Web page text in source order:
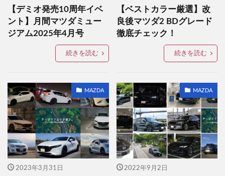
【デミオ発売10周年イベ
ント】月間マツダミュー
ジアム2025年4月号
続きを読む
【ベストカラー厳選】改
良後マツダ2 BDグレード
徹底チェック！
続きを読む
MAZDA
2023年3月31日
MAZDA
2022年9月2日